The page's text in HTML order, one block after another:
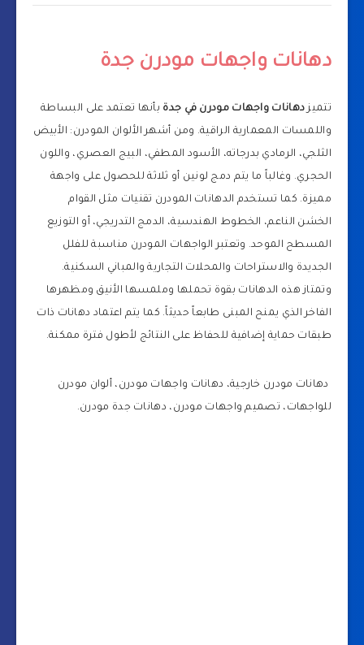
دهانات واجهات مودرن جدة
تتميز دهانات واجهات مودرن في جدة بأنها تعتمد على البساطة
واللمسات المعمارية الراقية. ومن أشهر الألوان المودرن: الأبيض
الثلجي، الرمادي بدرجاته، الأسود المطفي، البيج العصري، واللون
الحجري. وغالباً ما يتم دمج لونين أو ثلاثة للحصول على واجهة
مميزة. كما تستخدم الدهانات المودرن تقنيات مثل القوام
الخشن الناعم، الخطوط الهندسية، الدمج التدريجي، أو التوزيع
المسطح الموحد. وتعتبر الواجهات المودرن مناسبة للفلل
الجديدة والاستراحات والمحلات التجارية والمباني السكنية.
وتمتاز هذه الدهانات بقوة تحملها وملمسها الأنيق ومظهرها
الفاخر الذي يمنح المبنى طابعاً حديثاً. كما يتم اعتماد دهانات ذات
طبقات حماية إضافية للحفاظ على النتائج لأطول فترة ممكنة.
دهانات مودرن خارجية، دهانات واجهات مودرن، ألوان مودرن
للواجهات، تصميم واجهات مودرن، دهانات جدة مودرن.